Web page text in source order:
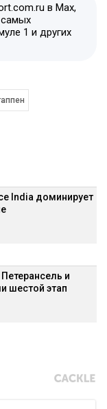
в Max,
1 и других
India доминирует
и
шестой этап